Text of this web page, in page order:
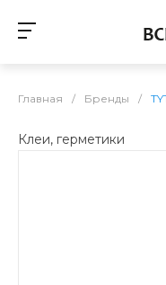
Главная / Бренды /
Клеи, герметики